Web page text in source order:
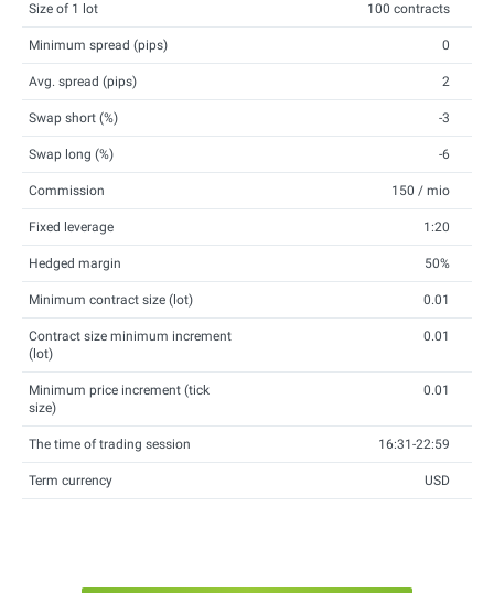
Size of 1 lot 100 contracts
Minimum spread (pips) 0
Avg. spread (pips) 2
Swap short (%) -3
Swap long (%) -6
Commission 150 / mio
Fixed leverage 1:20
Hedged margin 50%
Minimum contract size (lot) 0.01
Contract size minimum increment
(lot)
0.01
Minimum price increment (tick
size)
0.01
The time of trading session 16:31-22:59
Term currency USD